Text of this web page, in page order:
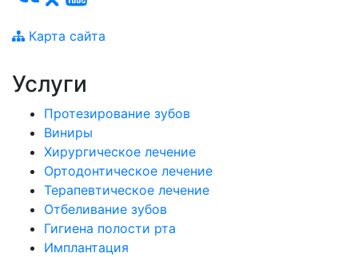
Карта сайта
Услуги
Протезирование зубов
Виниры
Хирургическое лечение
Ортодонтическое лечение
Терапевтическое лечение
Отбеливание зубов
Гигиена полости рта
Имплантация